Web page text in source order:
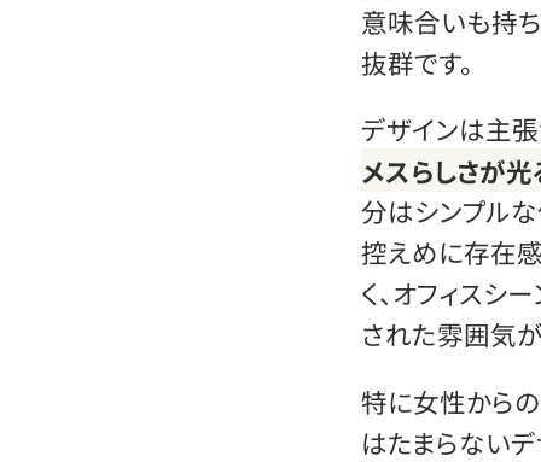
意味合いも持
抜群です。
デザインは主
メスらしさが
分はシンプルな
控えめに存在
く、オフィスシ
された雰囲気
特に女性から
はたまらない